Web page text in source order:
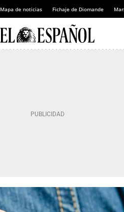
Mapa de noticias Fichaje de Diomande